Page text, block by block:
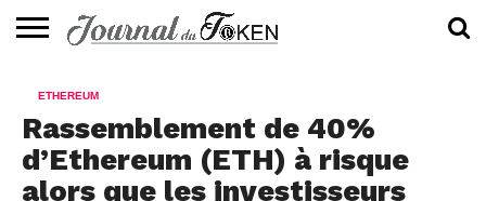
📰
EVALUATION
GUIDE
TENDANCES
À
CONTACTEZ-
ETHEREUM
Rassemblement de 40%
d’Ethereum (ETH) à risque
alors que les investisseurs